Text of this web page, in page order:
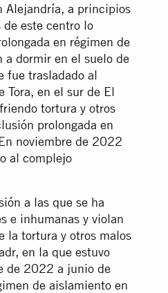
Alejandría, a principios
este centro lo
en régimen de
a dormir en el suelo de
fue trasladado al
Tora, en el sur de El
tortura y otros
prolongada en
noviembre de 2022
al complejo
a las que se ha
e inhumanas y violan
la tortura y otros malos
en la que estuvo
de 2022 a junio de
de aislamiento en